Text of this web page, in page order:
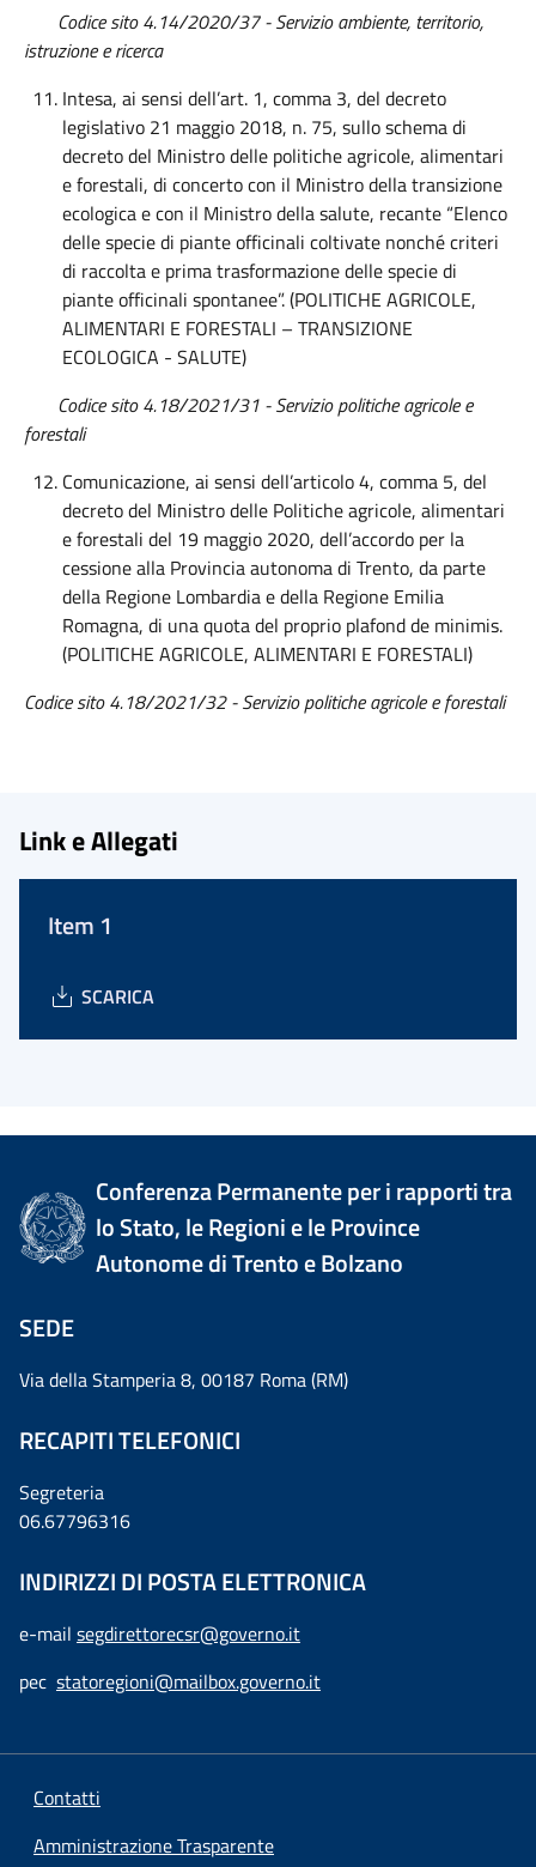
Codice sito 4.14/2020/37 - Servizio ambiente, territorio,
istruzione e ricerca
Intesa, ai sensi dell’art. 1, comma 3, del decreto
legislativo 21 maggio 2018, n. 75, sullo schema di
decreto del Ministro delle politiche agricole, alimentari
e forestali, di concerto con il Ministro della transizione
ecologica e con il Ministro della salute, recante “Elenco
delle specie di piante officinali coltivate nonché criteri
di raccolta e prima trasformazione delle specie di
piante officinali spontanee”. (POLITICHE AGRICOLE,
ALIMENTARI E FORESTALI – TRANSIZIONE
ECOLOGICA - SALUTE)
Codice sito 4.18/2021/31 - Servizio politiche agricole e
forestali
Comunicazione, ai sensi dell’articolo 4, comma 5, del
decreto del Ministro delle Politiche agricole, alimentari
e forestali del 19 maggio 2020, dell’accordo per la
cessione alla Provincia autonoma di Trento, da parte
della Regione Lombardia e della Regione Emilia
Romagna, di una quota del proprio plafond de minimis.
(POLITICHE AGRICOLE, ALIMENTARI E FORESTALI)
Codice sito 4.18/2021/32 - Servizio politiche agricole e forestali
Link e Allegati
Item 1
SCARICA
Conferenza Permanente per i rapporti tra
lo Stato, le Regioni e le Province
Autonome di Trento e Bolzano
SEDE
Via della Stamperia 8, 00187 Roma (RM)
RECAPITI TELEFONICI
Segreteria
06.67796316
INDIRIZZI DI POSTA ELETTRONICA
e-mail segdirettorecsr@governo.it
pec statoregioni@mailbox.governo.it
Contatti
Amministrazione Trasparente